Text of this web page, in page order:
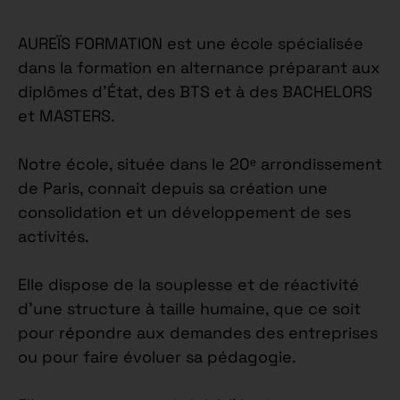
AUREÏS FORMATION est une école spécialisée
dans la formation en alternance préparant aux
diplômes d’État, des BTS et à des BACHELORS
et MASTERS.
Notre école, située dans le 20ᵉ arrondissement
de Paris, connait depuis sa création une
consolidation et un développement de ses
activités.
Elle dispose de la souplesse et de réactivité
d’une structure à taille humaine, que ce soit
pour répondre aux demandes des entreprises
ou pour faire évoluer sa pédagogie.